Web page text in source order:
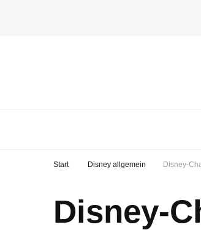
Start Disney allgemein Disney-
Disney-